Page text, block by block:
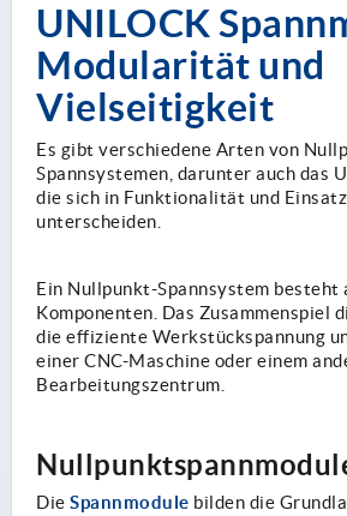
UNILOCK
Modularität und
Vielseitigkeit
Es gibt verschiedene Arten von
Spannsystemen, darunter auch das
die sich in Funktionalität und
unterscheiden.
Ein Nullpunkt-Spannsystem besteht
Komponenten. Das Zusammenspiel
die effiziente Werkstückspannung
einer CNC-Maschine oder einem
Bearbeitungszentrum.
Die Spannmodule bilden die